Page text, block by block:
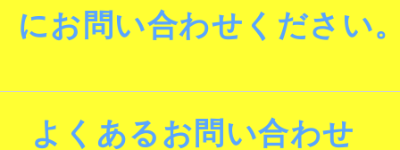
にお問い合わせください
よくあるお問い合わせ